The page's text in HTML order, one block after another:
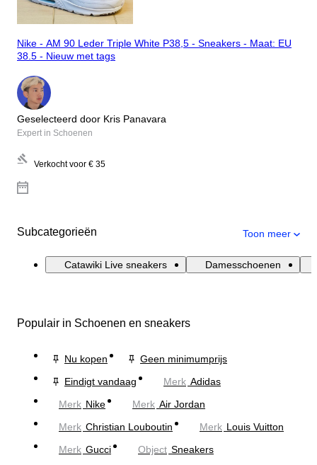
Nike - AM 90 Leder Triple White P38,5 - Sneakers - Maat: EU
38.5 - Nieuw met tags
Geselecteerd door Kris Panavara
Expert in Schoenen
Verkocht voor € 35
Subcategorieën Toon meer
Catawiki Live sneakers Damesschoenen
Populair in Schoenen en sneakers
Nu kopen
Geen minimumprijs
Eindigt vandaag
Merk Adidas
Merk Nike Merk Air Jordan
Merk Christian Louboutin Merk Louis Vuitton
Merk Gucci Object Sneakers